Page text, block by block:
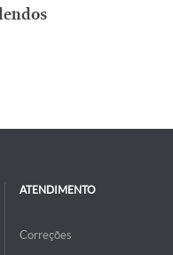
ATENDIMENTO
Correções